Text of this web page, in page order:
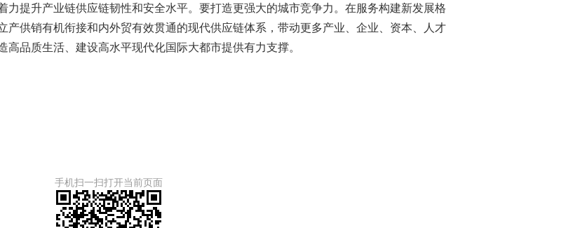
力提升产业链供应链韧性和安全水平。要打造更强大的城市竞争力。在服务构建新发展格
产供销有机衔接和内外贸有效贯通的现代供应链体系，带动更多产业、企业、资本、人才
品质生活、建设高水平现代化国际大都市提供有力支撑。
手机扫一扫打开当前页面